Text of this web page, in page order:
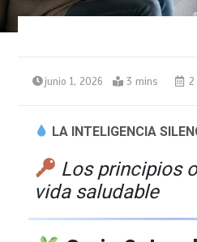
junio 1, 2026 3 mins 2
LA INTELIGENCIA
Los principios
vida saludable